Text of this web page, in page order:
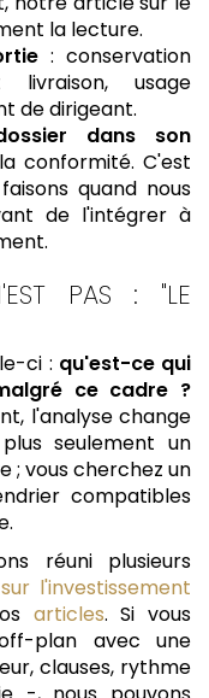
la lecture.
: conservation
usage
de dirigeant.
dans son
conformité. C'est
quand nous
de l'intégrer à
PAS : "LE
ci : qu'est-ce qui
ce cadre ?
l'analyse change
seulement un
vous cherchez un
compatibles
réuni plusieurs
l'investissement
articles. Si vous
plan avec une
clauses, rythme